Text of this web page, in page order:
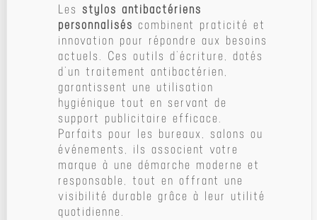
Les stylos antibactériens
personnalisés combinent praticité et
innovation pour répondre aux besoins
actuels. Ces outils d’écriture, dotés
d’un traitement antibactérien,
garantissent une utilisation
hygiénique tout en servant de
support publicitaire efficace.
Parfaits pour les bureaux, salons ou
événements, ils associent votre
marque à une démarche moderne et
responsable, tout en offrant une
visibilité durable grâce à leur utilité
quotidienne.